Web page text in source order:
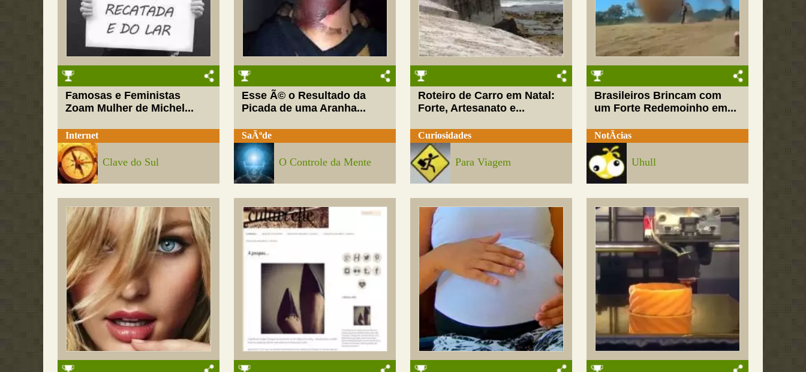
Famosas e Feministas
Zoam Mulher de Michel...
Internet
Clave do Sul
Esse Ã© o Resultado da
Picada de uma Aranha...
SaÃºde
O Controle da Mente
Roteiro de Carro em Natal:
Forte, Artesanato e...
Curiosidades
Para Viagem
Brasileiros Brincam com
um Forte Redemoinho em...
NotÃ­cias
Uhull